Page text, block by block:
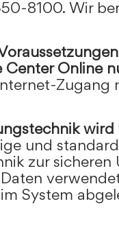
8100. Wir
Center Online
Zugang
und
zur
System